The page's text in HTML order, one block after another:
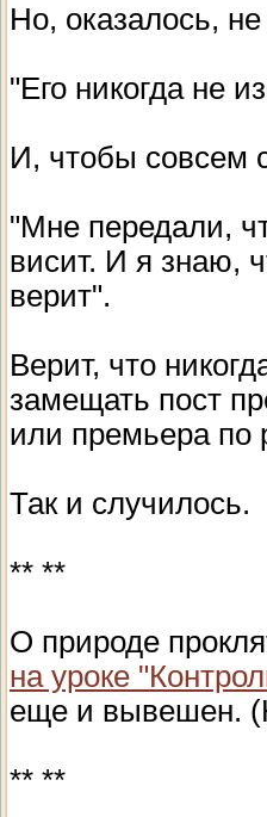
Но, оказалось,
"Его никогда не
И, чтобы совсем
"Мне передали,
висит. И я знаю,
верит".
Верит, что
замещать пост
или премьера по
Так и случилось.
** **
О природе
на уроке
еще и вывешен.
** **